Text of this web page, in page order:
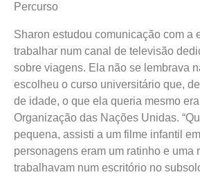
Percurso
Sharon estudou comunicação com a
trabalhar num canal de televisão
sobre viagens. Ela não se lembrava
escolheu o curso universitário que,
de idade, o que ela queria mesmo
Organização das Nações Unidas.
pequena, assisti a um filme infantil
personagens eram um ratinho e uma
trabalhavam num escritório no